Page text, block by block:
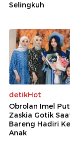
Selingkuh
detikHot
Obrolan Imel
Zaskia Gotik
Bareng Hadiri
Anak